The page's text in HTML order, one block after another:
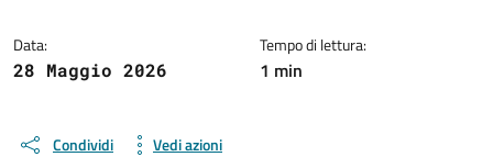
Data:
28 Maggio 2026
Tempo di lettura:
1 min
Condividi Vedi azioni